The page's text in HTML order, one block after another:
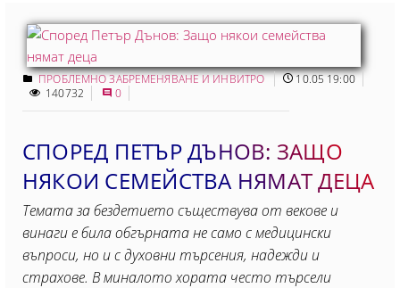
ПРОБЛЕМНО ЗАБРЕМЕНЯВАНЕ И ИНВИТРО
10.05 19:00
140732
0
СПОРЕД ПЕТЪР ДЪНОВ: ЗАЩО
НЯКОИ СЕМЕЙСТВА НЯМАТ ДЕЦА
Темата за бездетието съществува от векове и
винаги е била обгърната не само с медицински
въпроси, но и с духовни търсения, надежди и
страхове. В миналото хората често търсели